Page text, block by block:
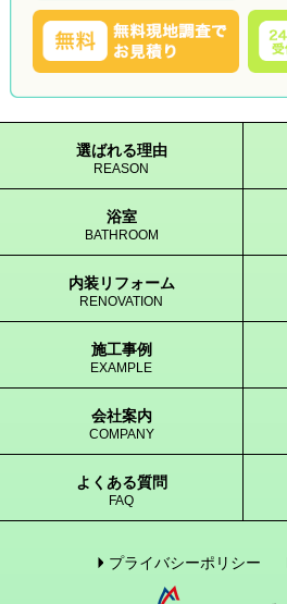
選ばれる理由
REASON
浴室
BATHROOM
内装リフォーム
RENOVATION
施工事例
EXAMPLE
会社案内
COMPANY
よくある質問
FAQ
プライバシーポリシー